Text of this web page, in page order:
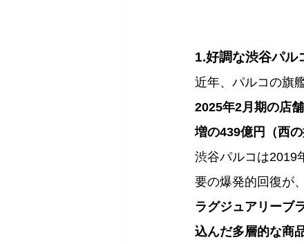
1.好調な渋谷パル
近年、パルコの旗
2025年2月期の店
増の439億円（西
渋谷パルコは2019
要の爆発的回復が
ラグジュアリーブ
込んだ多層的な商